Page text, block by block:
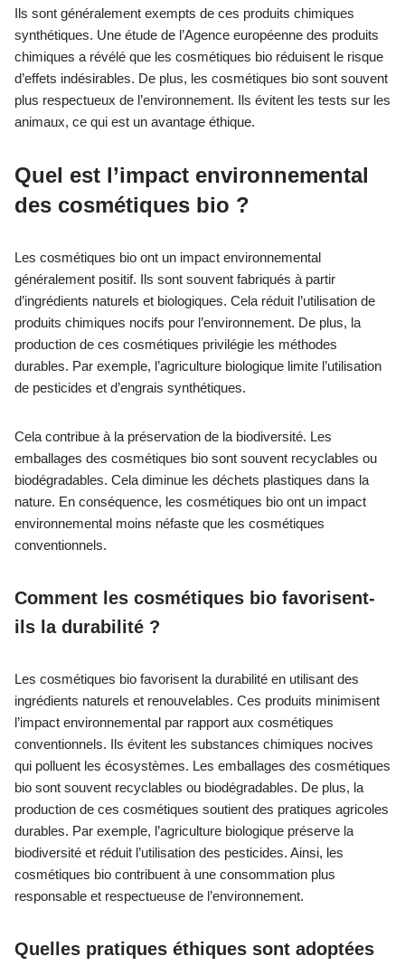
Ils sont généralement exempts de ces produits chimiques
synthétiques. Une étude de l’Agence européenne des produits
chimiques a révélé que les cosmétiques bio réduisent le risque
d’effets indésirables. De plus, les cosmétiques bio sont souvent
plus respectueux de l’environnement. Ils évitent les tests sur les
animaux, ce qui est un avantage éthique.
Quel est l’impact environnemental
des cosmétiques bio ?
Les cosmétiques bio ont un impact environnemental
généralement positif. Ils sont souvent fabriqués à partir
d’ingrédients naturels et biologiques. Cela réduit l’utilisation de
produits chimiques nocifs pour l’environnement. De plus, la
production de ces cosmétiques privilégie les méthodes
durables. Par exemple, l’agriculture biologique limite l’utilisation
de pesticides et d’engrais synthétiques.
Cela contribue à la préservation de la biodiversité. Les
emballages des cosmétiques bio sont souvent recyclables ou
biodégradables. Cela diminue les déchets plastiques dans la
nature. En conséquence, les cosmétiques bio ont un impact
environnemental moins néfaste que les cosmétiques
conventionnels.
Comment les cosmétiques bio favorisent-
ils la durabilité ?
Les cosmétiques bio favorisent la durabilité en utilisant des
ingrédients naturels et renouvelables. Ces produits minimisent
l’impact environnemental par rapport aux cosmétiques
conventionnels. Ils évitent les substances chimiques nocives
qui polluent les écosystèmes. Les emballages des cosmétiques
bio sont souvent recyclables ou biodégradables. De plus, la
production de ces cosmétiques soutient des pratiques agricoles
durables. Par exemple, l’agriculture biologique préserve la
biodiversité et réduit l’utilisation des pesticides. Ainsi, les
cosmétiques bio contribuent à une consommation plus
responsable et respectueuse de l’environnement.
Quelles pratiques éthiques sont adoptées